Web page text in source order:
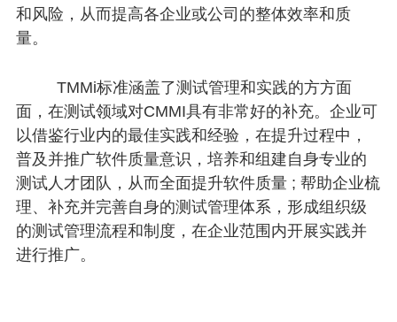
和风险，从而提高各企业或公司的整体效率和质
量。
TMMi标准涵盖了测试管理和实践的方方面
面，在测试领域对CMMI具有非常好的补充。企业可
以借鉴行业内的最佳实践和经验，在提升过程中，
普及并推广软件质量意识，培养和组建自身专业的
测试人才团队，从而全面提升软件质量 ; 帮助企业梳
理、补充并完善自身的测试管理体系，形成组织级
的测试管理流程和制度，在企业范围内开展实践并
进行推广。